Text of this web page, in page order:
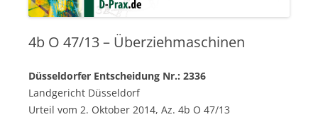
4b O 47/13 – Überziehmaschinen
Düsseldorfer Entscheidung Nr.: 2336
Landgericht Düsseldorf
Urteil vom 2. Oktober 2014, Az. 4b O 47/13